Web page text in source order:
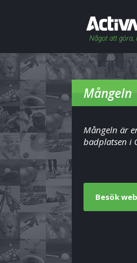
Mångeln
Mångeln är
badplatsen i
Besök